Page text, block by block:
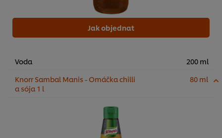
Jak objednat
Voda
200 ml
Knorr Sambal Manis - Omáčka chilli
a sója 1 l
80 ml
Používáme soubory cookies (a podobné techniky),
abychom mohli zlepšovat Vaše zkušenosti s naším